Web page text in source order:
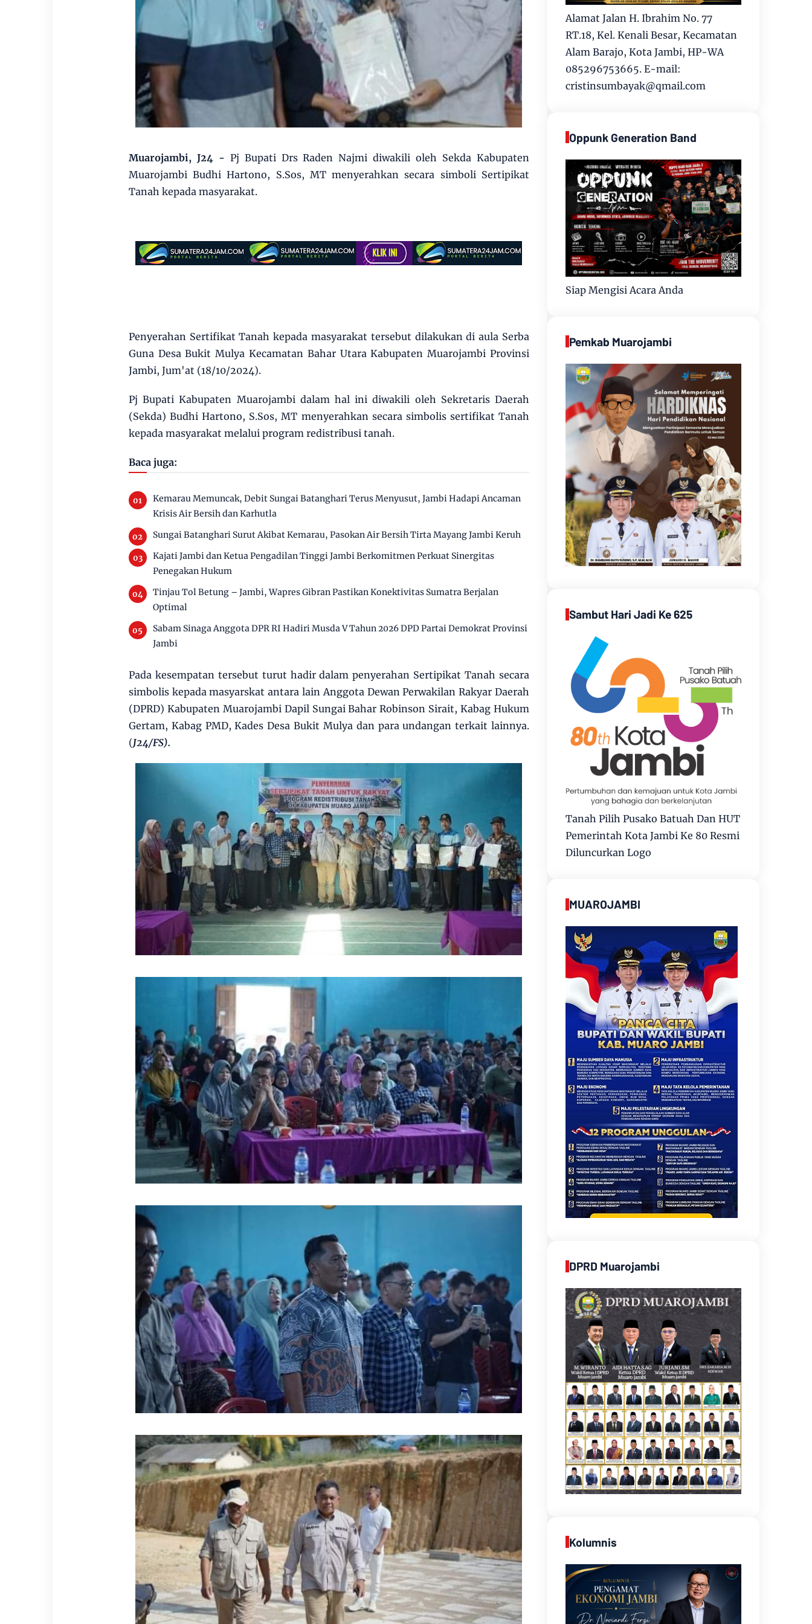
Muarojambi, J24- Pj Bupati Drs Raden Najmi diwakili oleh Sekda Kabupaten
Muarojambi Budhi Hartono, S.Sos, MT menyerahkan secara simboli Sertipikat
Tanah kepada masyarakat.
Penyerahan Sertifikat Tanah kepada masyarakat tersebut dilakukan di aula Serba
Guna Desa Bukit Mulya Kecamatan Bahar Utara Kabupaten Muarojambi Provinsi
Jambi, Jum'at (18/10/2024).
Pj Bupati Kabupaten Muarojambi dalam hal ini diwakili oleh Sekretaris Daerah
(Sekda) Budhi Hartono, S.Sos, MT menyerahkan secara simbolis sertifikat Tanah
kepada masyarakat melalui program redistribusi tanah.
Baca juga:
Kemarau Memuncak, Debit Sungai Batanghari Terus Menyusut, Jambi Hadapi Ancaman
Krisis Air Bersih dan Karhutla
Sungai Batanghari Surut Akibat Kemarau, Pasokan Air Bersih Tirta Mayang Jambi Keruh
Kajati Jambi dan Ketua Pengadilan Tinggi Jambi Berkomitmen Perkuat Sinergitas
Penegakan Hukum
Tinjau Tol Betung – Jambi, Wapres Gibran Pastikan Konektivitas Sumatra Berjalan
Optimal
Sabam Sinaga Anggota DPR RI Hadiri Musda V Tahun 2026 DPD Partai Demokrat Provinsi
Jambi
Pada kesempatan tersebut turut hadir dalam penyerahan Sertipikat Tanah secara
simbolis kepada masyarskat antara lain Anggota Dewan Perwakilan Rakyar Daerah
(DPRD) Kabupaten Muarojambi Dapil Sungai Bahar Robinson Sirait, Kabag Hukum
Gertam, Kabag PMD, Kades Desa Bukit Mulya dan para undangan terkait lainnya.
(J24/FS).
Alamat Jalan H. Ibrahim No. 77
RT.18, Kel. Kenali Besar, Kecamatan
Alam Barajo, Kota Jambi, HP-WA
085296753665. E-mail:
cristinsumbayak@qmail.com
Oppunk Generation Band
Siap Mengisi Acara Anda
Pemkab Muarojambi
Sambut Hari Jadi Ke 625
Tanah Pilih Pusako Batuah Dan HUT
Pemerintah Kota Jambi Ke 80 Resmi
Diluncurkan Logo
MUAROJAMBI
DPRD Muarojambi
Kolumnis